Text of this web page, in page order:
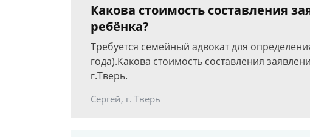
Какова стоимость составления
ребёнка?
Требуется семейный адвокат для
года).Какова стоимость составления
г.Тверь.
Сергей, г. Тверь